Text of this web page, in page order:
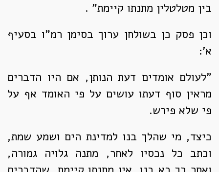
בין מטלטלין מתנתו קיימת" .
וכן פסק כן בשולחן ערוך בסימן רמ"ו בסעיף
א':
"לעולם אומדים דעת הנותן, אם היו הדברים
מראין סוף דעתו עושים על פי האומד אף על
פי שלא פירש.
כיצד, מי שהלך בנו למדינת הים ושמע שמת,
וכתב כל נכסיו לאחר, מתנה גלויה גמורה,